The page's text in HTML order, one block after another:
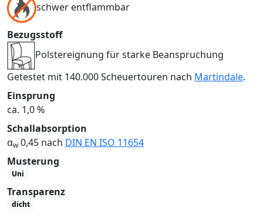
schwer entflammbar
Bezugsstoff
Polstereignung für starke Beanspruchung
Getestet mit 140.000 Scheuertouren nach Martindale.
Einsprung
ca. 1,0 %
Schallabsorption
αw0,45 nach DIN EN ISO 11654
Musterung
Uni
Transparenz
dicht